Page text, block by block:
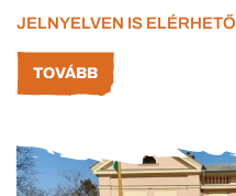
JELNYELVEN IS ELÉRHETŐ
TOVÁBB